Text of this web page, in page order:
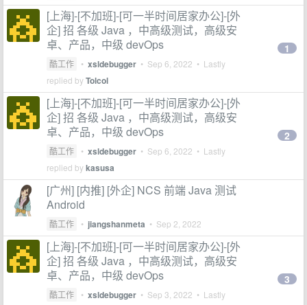
[上海]-[不加班]-[可一半时间居家办公]-[外
企] 招 各级 Java ，中高级测试，高级安
卓、产品，中级 devOps
酷工作 • xsldebugger • Sep 6, 2022 • Lastly
replied byTolcol
1
[上海]-[不加班]-[可一半时间居家办公]-[外
企] 招 各级 Java ，中高级测试，高级安
卓、产品，中级 devOps
酷工作 • xsldebugger • Sep 6, 2022 • Lastly
replied bykasusa
2
[广州] [内推] [外企] NCS 前端 Java 测试
Android
酷工作 • jiangshanmeta • Sep 2, 2022
[上海]-[不加班]-[可一半时间居家办公]-[外
企] 招 各级 Java ，中高级测试，高级安
卓、产品，中级 devOps
酷工作 • xsldebugger • Sep 3, 2022 • Lastly
3